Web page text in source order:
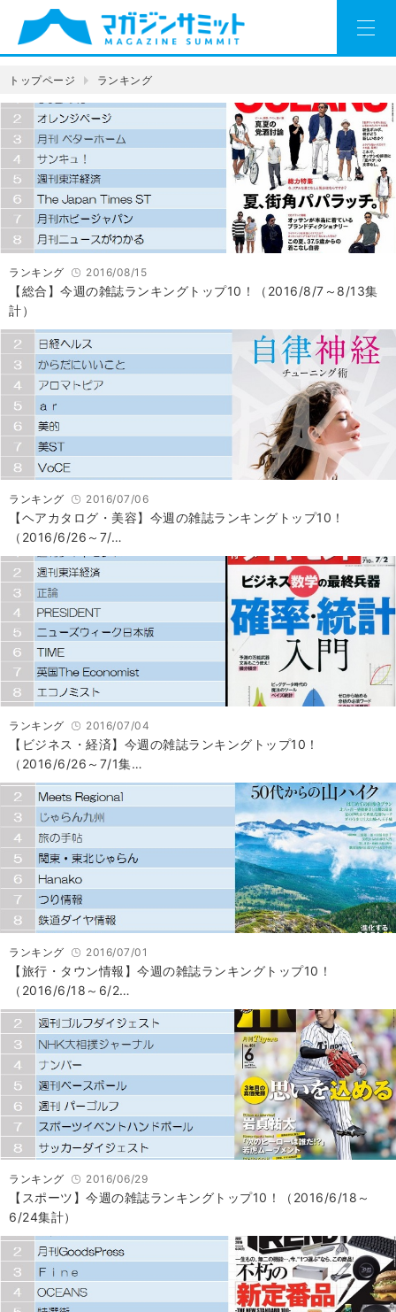
トップページ ランキング
ランキング 2016/08/15
【総合】今週の雑誌ランキングトップ10！（2016/8/7～8/13集
計）
ランキング 2016/07/06
【ヘアカタログ・美容】今週の雑誌ランキングトップ10！
（2016/6/26～7/…
ランキング 2016/07/04
【ビジネス・経済】今週の雑誌ランキングトップ10！
（2016/6/26～7/1集…
ランキング 2016/07/01
【旅行・タウン情報】今週の雑誌ランキングトップ10！
（2016/6/18～6/2…
ランキング 2016/06/29
【スポーツ】今週の雑誌ランキングトップ10！（2016/6/18～
6/24集計）